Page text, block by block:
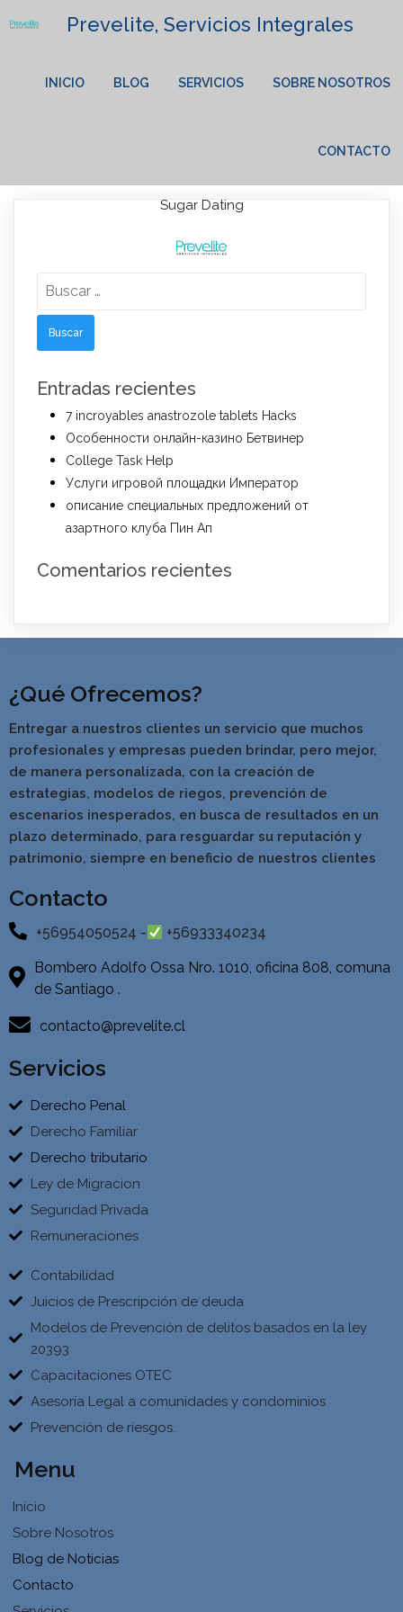
Prevelite, Servicios Integrales
INICIO BLOG SERVICIOS SOBRE NOSOTROS
CONTACTO
Sugar Dating
Lorem Ipsum has been the industry's standard dummy text
Entradas recientes
7 incroyables anastrozole tablets Hacks
Особенности онлайн-казино Бетвинер
College Task Help
Услуги игровой площадки Император
описание специальных предложений от
азартного клуба Пин Ап
Comentarios recientes
¿Qué Ofrecemos?
Entregar a nuestros clientes un servicio que muchos
profesionales y empresas pueden brindar, pero mejor,
de manera personalizada, con la creación de
estrategias, modelos de riegos, prevención de
escenarios inesperados, en busca de resultados en un
plazo determinado, para resguardar su reputación y
patrimonio, siempre en beneficio de nuestros clientes
Contacto
+56954050524 - +56933340234
Bombero Adolfo Ossa Nro. 1010, oficina 808, comuna
de Santiago .
contacto@prevelite.cl
Servicios
Derecho Penal
Derecho Familiar
Derecho tributario
Ley de Migracion
Seguridad Privada
Remuneraciones
Contabilidad
Juicios de Prescripción de deuda
Modelos de Prevención de delitos basados en la ley
20393
Capacitaciones OTEC
Asesoría Legal a comunidades y condominios
Prevención de riesgos.
Menu
Inicio
Sobre Nosotros
Blog de Noticias
Contacto